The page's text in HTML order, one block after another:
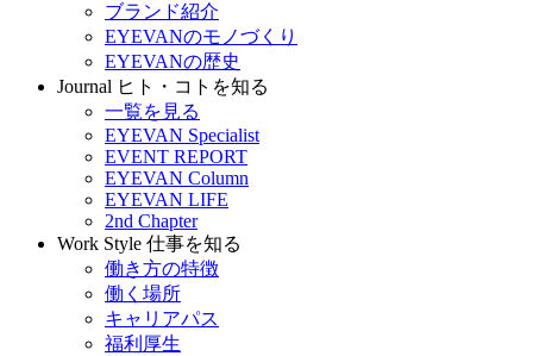
ブランド紹介
EYEVANのモノづくり
EYEVANの歴史
Journal ヒト・コトを知る
一覧を見る
EYEVAN Specialist
EVENT REPORT
EYEVAN Column
EYEVAN LIFE
2nd Chapter
Work Style 仕事を知る
働き方の特徴
働く場所
キャリアパス
福利厚生